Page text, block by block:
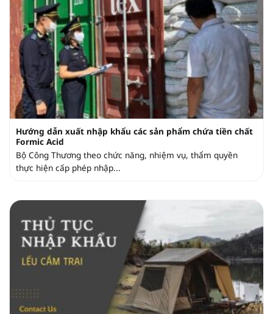
Hướng dẫn xuất nhập khẩu các sản phẩm chứa tiền chất
Formic Acid
Bộ Công Thương theo chức năng, nhiệm vụ, thẩm quyền
thực hiện cấp phép nhập...